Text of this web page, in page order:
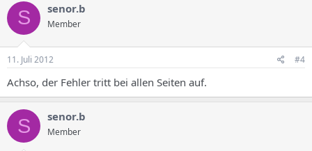
S senor.b
Member
11. Juli 2012 #4
Achso, der Fehler tritt bei allen Seiten auf.
S senor.b
Member